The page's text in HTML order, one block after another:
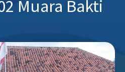
Muara Bakti